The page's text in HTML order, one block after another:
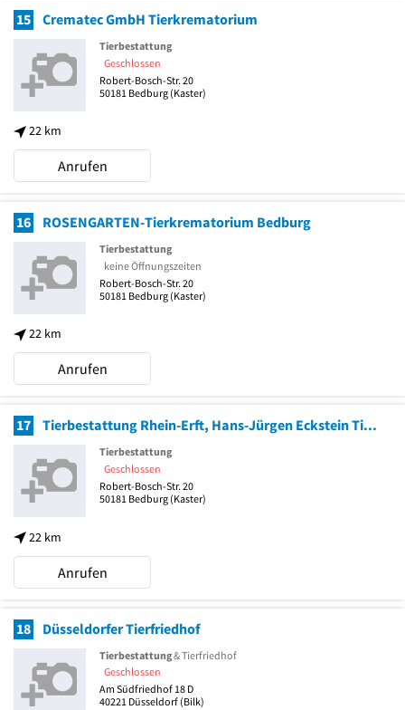
15 Crematec GmbH Tierkrematorium
22 km
Tierbestattung
Geschlossen
Robert-Bosch-Str. 20
50181 Bedburg (Kaster)
Anrufen
16 ROSENGARTEN-Tierkrematorium Bedburg
22 km
Tierbestattung
keine Öffnungszeiten
Robert-Bosch-Str. 20
50181 Bedburg (Kaster)
Anrufen
17 Tierbestattung Rhein-Erft, Hans-Jürgen Eckstein Tierbestattung
22 km
Tierbestattung
Geschlossen
Robert-Bosch-Str. 20
50181 Bedburg (Kaster)
Anrufen
18 Düsseldorfer Tierfriedhof
Tierbestattung& Tierfriedhof
Geschlossen
Am Südfriedhof 18 D
40221 Düsseldorf (Bilk)